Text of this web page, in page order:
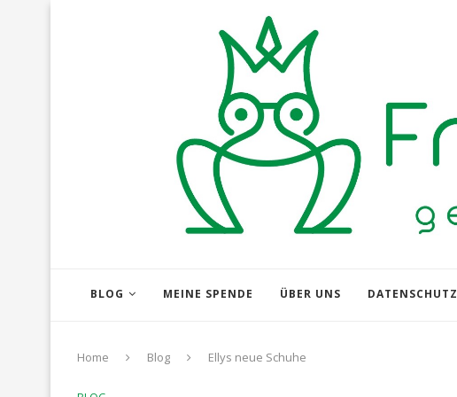
BLOG MEINE SPENDE ÜBER UNS DATENSCHUTZ
Home Blog Ellys neue Schuhe